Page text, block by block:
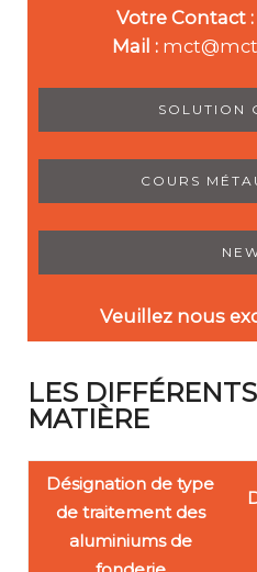
LES
MATIÈRE
Désignation de type
de traitement des
aluminiums de
Votre Contact :
Mail :
SOLUTION
COURS
Veuillez nous